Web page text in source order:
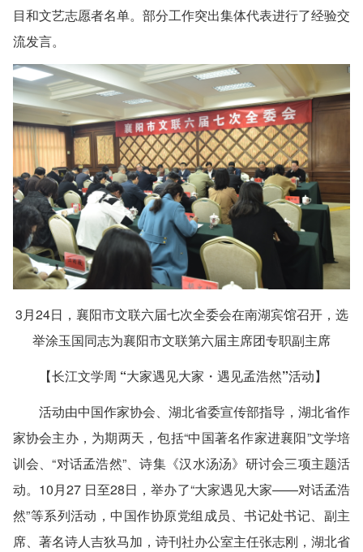
目和文艺志愿者名单。部分工作突出集体代表进行了经验交
流发言。
3月24日，襄阳市文联六届七次全委会在南湖宾馆召开，选
举涂玉国同志为襄阳市文联第六届主席团专职副主席
【长江文学周 “大家遇见大家・遇见孟浩然”活动】
活动由中国作家协会、湖北省委宣传部指导，湖北省作
家协会主办，为期两天，包括“中国著名作家进襄阳”文学培
训会、“对话孟浩然”、诗集《汉水汤汤》研讨会三项主题活
动。10月27 日至28日，举办了“大家遇见大家——对话孟浩
然”等系列活动，中国作协原党组成员、书记处书记、副主
席、著名诗人吉狄马加，诗刊社办公室主任张志刚，湖北省